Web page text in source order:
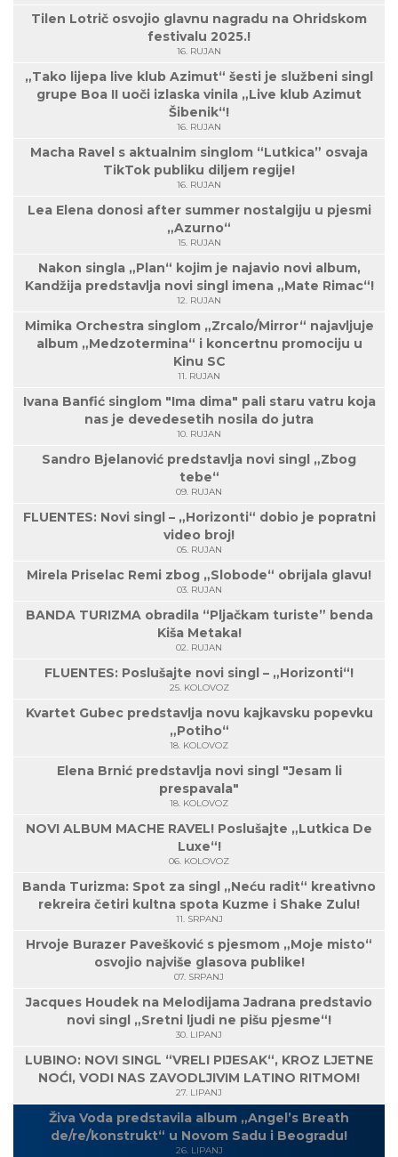
Tilen Lotrič osvojio glavnu nagradu na Ohridskom
festivalu 2025.!
16. RUJAN
„Tako lijepa live klub Azimut“ šesti je službeni singl
grupe Boa II uoči izlaska vinila „Live klub Azimut
Šibenik“!
16. RUJAN
Macha Ravel s aktualnim singlom “Lutkica” osvaja
TikTok publiku diljem regije!
16. RUJAN
Lea Elena donosi after summer nostalgiju u pjesmi
„Azurno“
15. RUJAN
Nakon singla „Plan“ kojim je najavio novi album,
Kandžija predstavlja novi singl imena „Mate Rimac“!
12. RUJAN
Mimika Orchestra singlom „Zrcalo/Mirror“ najavljuje
album „Medzotermina“ i koncertnu promociju u
Kinu SC
11. RUJAN
Ivana Banfić singlom "Ima dima" pali staru vatru koja
nas je devedesetih nosila do jutra
10. RUJAN
Sandro Bjelanović predstavlja novi singl „Zbog
tebe“
09. RUJAN
FLUENTES: Novi singl – „Horizonti“ dobio je popratni
video broj!
05. RUJAN
Mirela Priselac Remi zbog „Slobode“ obrijala glavu!
03. RUJAN
BANDA TURIZMA obradila “Pljačkam turiste” benda
Kiša Metaka!
02. RUJAN
FLUENTES: Poslušajte novi singl – „Horizonti“!
25. KOLOVOZ
Kvartet Gubec predstavlja novu kajkavsku popevku
„Potiho“
18. KOLOVOZ
Elena Brnić predstavlja novi singl "Jesam li
prespavala"
18. KOLOVOZ
NOVI ALBUM MACHE RAVEL! Poslušajte „Lutkica De
Luxe“!
06. KOLOVOZ
Banda Turizma: Spot za singl „Neću radit“ kreativno
rekreira četiri kultna spota Kuzme i Shake Zulu!
11. SRPANJ
Hrvoje Burazer Pavešković s pjesmom „Moje misto“
osvojio najviše glasova publike!
07. SRPANJ
Jacques Houdek na Melodijama Jadrana predstavio
novi singl „Sretni ljudi ne pišu pjesme“!
30. LIPANJ
LUBINO: NOVI SINGL “VRELI PIJESAK“, KROZ LJETNE
NOĆI, VODI NAS ZAVODLJIVIM LATINO RITMOM!
27. LIPANJ
Živa Voda predstavila album „Angel’s Breath
de/re/konstrukt“ u Novom Sadu i Beogradu!
26. LIPANJ